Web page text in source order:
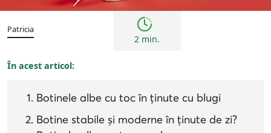
Patricia
2 min.
În acest articol:
Botinele albe cu toc în ținute cu blugi
Botine stabile și moderne în ținute de zi?